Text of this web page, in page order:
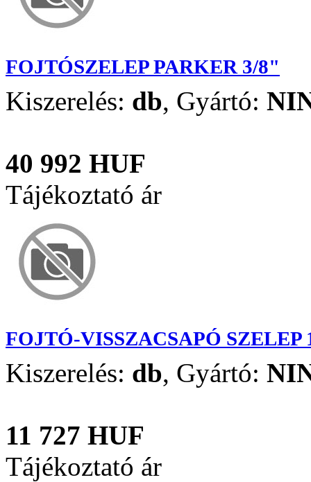
FOJTÓSZELEP PARKER 3/8"
Kiszerelés: db, Gyártó:
40 992 HUF
Tájékoztató ár
FOJTÓ-VISSZACSAPÓ
Kiszerelés: db, Gyártó:
11 727 HUF
Tájékoztató ár